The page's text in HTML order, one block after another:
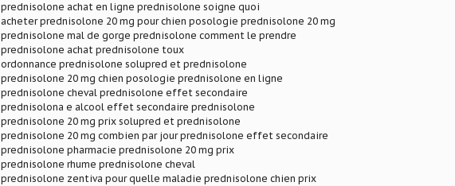
prednisolone achat en ligne prednisolone soigne quoi
acheter prednisolone 20 mg pour chien posologie prednisolone 20 mg
prednisolone mal de gorge prednisolone comment le prendre
prednisolone achat prednisolone toux
ordonnance prednisolone solupred et prednisolone
prednisolone 20 mg chien posologie prednisolone en ligne
prednisolone cheval prednisolone effet secondaire
prednisolona e alcool effet secondaire prednisolone
prednisolone 20 mg prix solupred et prednisolone
prednisolone 20 mg combien par jour prednisolone effet secondaire
prednisolone pharmacie prednisolone 20 mg prix
prednisolone rhume prednisolone cheval
prednisolone zentiva pour quelle maladie prednisolone chien prix